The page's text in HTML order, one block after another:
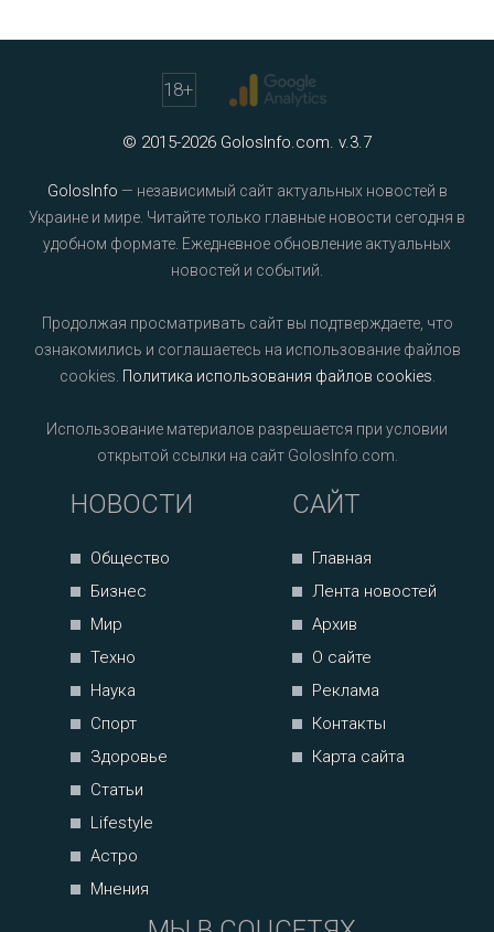
18+
© 2015-2026 GolosInfo.com. v.3.7
GolosInfo — независимый сайт актуальных новостей в
Украине и мире. Читайте только главные новости сегодня в
удобном формате. Ежедневное обновление актуальных
новостей и событий.
Продолжая просматривать сайт вы подтверждаете, что
ознакомились и соглашаетесь на использование файлов
cookies. Политика использования файлов cookies
Использование материалов разрешается при условии
открытой ссылки на сайт GolosInfo.com.
НОВОСТИ
Общество
Бизнес
Мир
Техно
Наука
Спорт
Здоровье
Статьи
Lifestyle
Астро
Мнения
САЙТ
Главная
Лента новостей
Архив
О сайте
Реклама
Контакты
Карта сайта